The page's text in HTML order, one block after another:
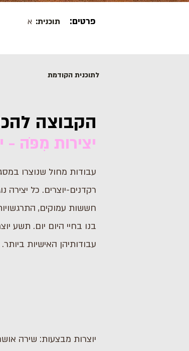
א תוכנית: פרטים:
הקבוצה
יצירות מִפֹּה -
עבודות מחול שנוצרו
רקדנים-יוצרים. כל יצירה
חששות עמוקים,
בנו בחיי היום יום. תשע
עבודותיהן האישיות ביותר.
יוצרות מבצעות: שירה
לתוכנית הקודמת